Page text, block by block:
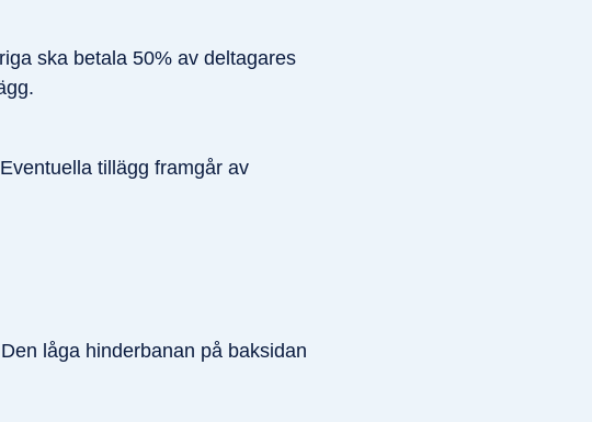
ska betala 50% av deltagares
tillägg framgår av
låga hinderbanan på baksidan